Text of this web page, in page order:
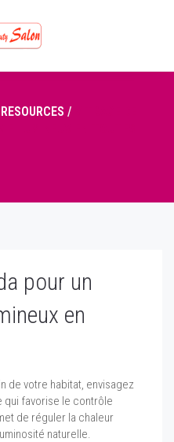
/
pour un
en
de votre habitat, envisagez
qui favorise le contrôle
de réguler la chaleur
naturelle.